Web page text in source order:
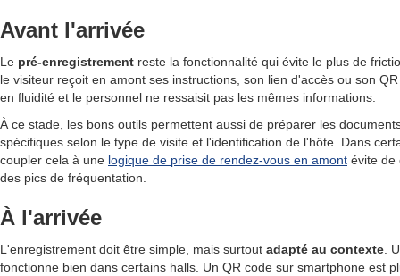
Avant l'arrivée
Le pré-enregistrement reste la fonctionnalité qui évite le plus de
le visiteur reçoit en amont ses instructions, son lien d'accès ou son
en fluidité et le personnel ne ressaisit pas les mêmes informations.
À ce stade, les bons outils permettent aussi de préparer les
spécifiques selon le type de visite et l'identification de l'hôte. Dans
coupler cela à une logique de prise de rendez-vous en amont évite de
des pics de fréquentation.
À l'arrivée
L'enregistrement doit être simple, mais surtout adapté au contexte .
fonctionne bien dans certains halls. Un QR code sur smartphone est